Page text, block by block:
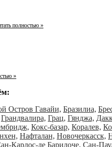
полностью »
»
Остров Гавайи, Бразилиа,
Грандвалира, Грац, Гянджа,
Кокс-базар, Коралев,
Нафталан, Новочеркасск,
Карлос-де Барилоче, Сан-